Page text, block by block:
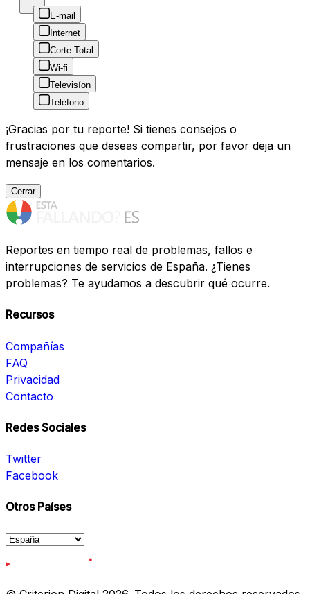
E-mail
Internet
Corte Total
Wi-fi
Televisíon
Teléfono
¡Gracias por tu reporte! Si tienes consejos o
frustraciones que deseas compartir, por favor deja un
mensaje en los comentarios.
Cerrar
Reportes en tiempo real de problemas, fallos e
interrupciones de servicios de España. ¿Tienes
problemas? Te ayudamos a descubrir qué ocurre.
Recursos
Compañías
FAQ
Privacidad
Contacto
Redes Sociales
Twitter
Facebook
Otros Países